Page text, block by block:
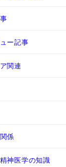
ー記事
関連
係
神医学の知識